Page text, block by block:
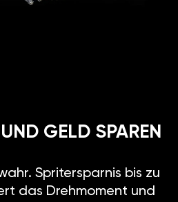
GELD SPAREN
Spritersparnis bis zu
das Drehmoment und